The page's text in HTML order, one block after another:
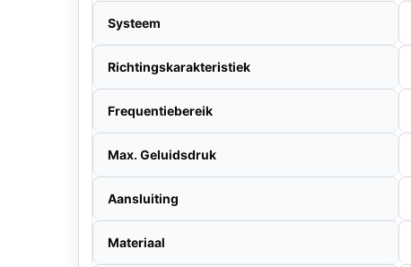
Systeem
Richtingskarakteristiek
Frequentiebereik
Max. Geluidsdruk
Aansluiting
Materiaal